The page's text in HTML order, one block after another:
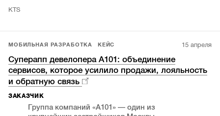
KTS
МОБИЛЬНАЯ РАЗРАБОТКА КЕЙС 15 апреля
Суперапп девелопера А101: объединение
сервисов, которое усилило продажи, лояльность
и обратную связь
ЗАКАЗЧИК
Группа компаний «А101» — один из